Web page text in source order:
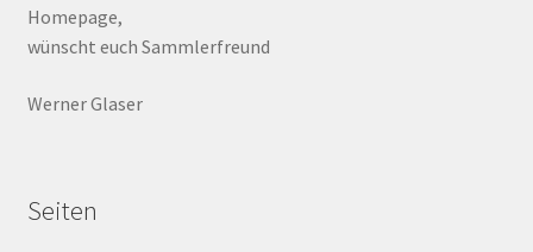
Homepage,
wünscht euch Sammlerfreund
Werner Glaser
Seiten